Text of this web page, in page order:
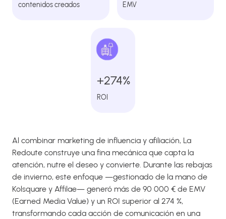
contenidos creados EMV ‍
+274%
ROI
Al combinar marketing de influencia y afiliación, La
Redoute construye una fina mecánica que capta la
atención, nutre el deseo y convierte. Durante las rebajas
de invierno, este enfoque —gestionado de la mano de
Kolsquare y Affilae— generó más de 90 000 € de EMV
(Earned Media Value) y un ROI superior al 274 %,
transformando cada acción de comunicación en una